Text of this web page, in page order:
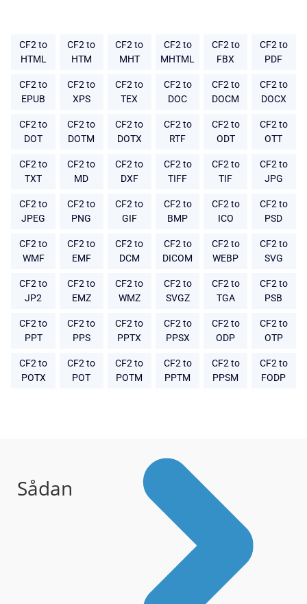
CF2 to
HTML
CF2 to
HTM
CF2 to
MHT
CF2 to
MHTML
CF2 to
FBX
CF2 to
PDF
CF2 to
EPUB
CF2 to
XPS
CF2 to
TEX
CF2 to
DOC
CF2 to
DOCM
CF2 to
DOCX
CF2 to
DOT
CF2 to
DOTM
CF2 to
DOTX
CF2 to
RTF
CF2 to
ODT
CF2 to
OTT
CF2 to
TXT
CF2 to
MD
CF2 to
DXF
CF2 to
TIFF
CF2 to
TIF
CF2 to
JPG
CF2 to
JPEG
CF2 to
PNG
CF2 to
GIF
CF2 to
BMP
CF2 to
ICO
CF2 to
PSD
CF2 to
WMF
CF2 to
EMF
CF2 to
DCM
CF2 to
DICOM
CF2 to
WEBP
CF2 to
SVG
CF2 to
JP2
CF2 to
EMZ
CF2 to
WMZ
CF2 to
SVGZ
CF2 to
TGA
CF2 to
PSB
CF2 to
PPT
CF2 to
PPS
CF2 to
PPTX
CF2 to
PPSX
CF2 to
ODP
CF2 to
OTP
CF2 to
POTX
CF2 to
POT
CF2 to
POTM
CF2 to
PPTM
CF2 to
PPSM
CF2 to
FODP
Sådan